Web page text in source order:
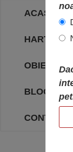
ACASA
HARTA
OBIECTIVE
BLOG
CONTACT